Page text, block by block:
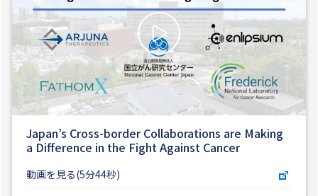
Japan’s Cross-border Collaborations are Making
a Difference in the Fight Against Cancer
動画を見る(5分44秒)